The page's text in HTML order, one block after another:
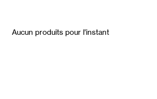
Aucun produits pour l’instant